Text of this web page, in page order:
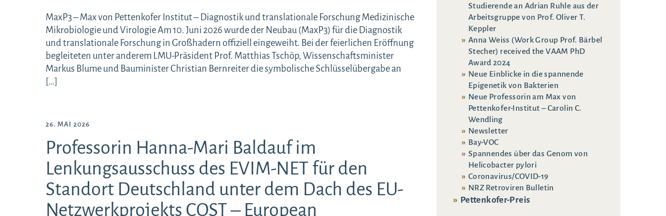
MaxP3 – Max von Pettenkofer Institut – Diagnostik und translationale Forschung Medizinische
Mikrobiologie und Virologie Am 10. Juni 2026 wurde der Neubau (MaxP3) für die Diagnostik
und translationale Forschung in Großhadern offiziell eingeweiht. Bei der feierlichen Eröffnung
begleiteten unter anderem LMU-Präsident Prof. Matthias Tschöp, Wissenschaftsminister
Markus Blume und Bauminister Christian Bernreiter die symbolische Schlüsselübergabe an
[…]
26. MAI 2026
Professorin Hanna-Mari Baldauf im
Lenkungsausschuss des EVIM-NET für den
Standort Deutschland unter dem Dach des EU-
Netzwerkprojekts COST – European
Studierende an Adrian Ruhle aus der
Arbeitsgruppe von Prof. Oliver T.
Keppler
Anna Weiss (Work Group Prof. Bärbel
Stecher) received the VAAM PhD
Award 2024
Neue Einblicke in die spannende
Epigenetik von Bakterien
Neue Professorin am Max von
Pettenkofer-Institut – Carolin C.
Wendling
Newsletter
Bay-VOC
Spannendes über das Genom von
Helicobacter pylori
Coronavirus/COVID-19
NRZ Retroviren Bulletin
Pettenkofer-Preis